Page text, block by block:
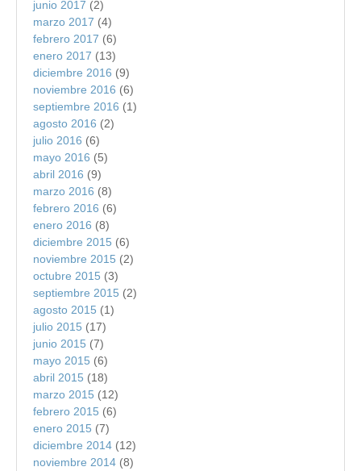
junio 2017 (2)
marzo 2017 (4)
febrero 2017 (6)
enero 2017 (13)
diciembre 2016 (9)
noviembre 2016 (6)
septiembre 2016 (1)
agosto 2016 (2)
julio 2016 (6)
mayo 2016 (5)
abril 2016 (9)
marzo 2016 (8)
febrero 2016 (6)
enero 2016 (8)
diciembre 2015 (6)
noviembre 2015 (2)
octubre 2015 (3)
septiembre 2015 (2)
agosto 2015 (1)
julio 2015 (17)
junio 2015 (7)
mayo 2015 (6)
abril 2015 (18)
marzo 2015 (12)
febrero 2015 (6)
enero 2015 (7)
diciembre 2014 (12)
noviembre 2014 (8)